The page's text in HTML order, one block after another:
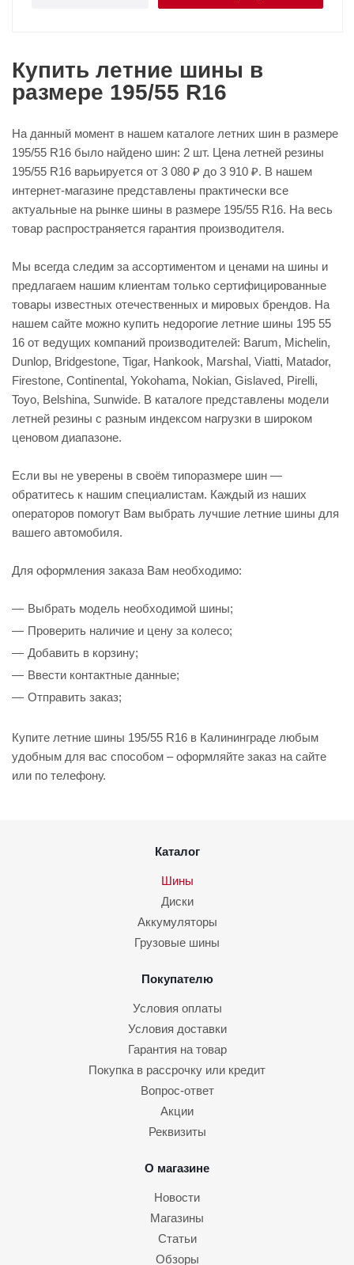
Купить летние шины в
размере 195/55 R16
На данный момент в нашем каталоге летних шин в размере
195/55 R16 было найдено шин: 2 шт. Цена летней резины
195/55 R16 варьируется от 3 080 ₽ до 3 910 ₽. В нашем
интернет-магазине представлены практически все
актуальные на рынке шины в размере 195/55 R16. На весь
товар распространяется гарантия производителя.
Мы всегда следим за ассортиментом и ценами на шины и
предлагаем нашим клиентам только сертифицированные
товары известных отечественных и мировых брендов. На
нашем сайте можно купить недорогие летние шины 195 55
16 от ведущих компаний производителей: Barum, Michelin,
Dunlop, Bridgestone, Tigar, Hankook, Marshal, Viatti, Matador,
Firestone, Continental, Yokohama, Nokian, Gislaved, Pirelli,
Toyo, Belshina, Sunwide. В каталоге представлены модели
летней резины с разным индексом нагрузки в широком
ценовом диапазоне.
Если вы не уверены в своём типоразмере шин —
обратитесь к нашим специалистам. Каждый из наших
операторов помогут Вам выбрать лучшие летние шины для
вашего автомобиля.
Для оформления заказа Вам необходимо:
Выбрать модель необходимой шины;
Проверить наличие и цену за колесо;
Добавить в корзину;
Ввести контактные данные;
Отправить заказ;
Купите летние шины 195/55 R16 в Калининграде любым
удобным для вас способом – оформляйте заказ на сайте
или по телефону.
Каталог
Шины
Диски
Аккумуляторы
Грузовые шины
Покупателю
Условия оплаты
Условия доставки
Гарантия на товар
Покупка в рассрочку или кредит
Вопрос-ответ
Акции
Реквизиты
О магазине
Новости
Магазины
Статьи
Обзоры